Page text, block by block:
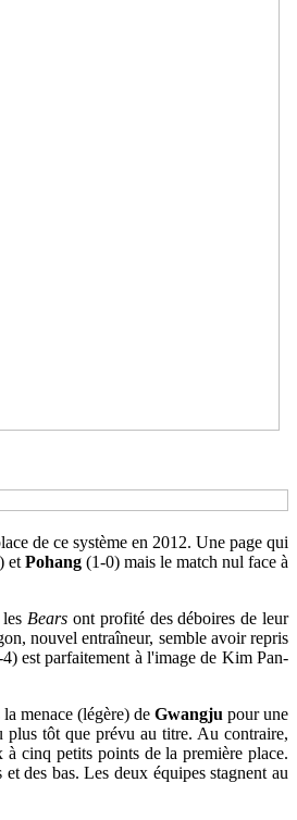
de ce système en 2012. Une page qui
et Pohang(1-0) mais le match nul face à
Bears ont profité des déboires de leur
nouvel entraîneur, semble avoir repris
est parfaitement à l'image de Kim Pan-
menace (légère) de Gwangju pour une
plus tôt que prévu au titre. Au contraire,
cinq petits points de la première place.
des bas. Les deux équipes stagnent au